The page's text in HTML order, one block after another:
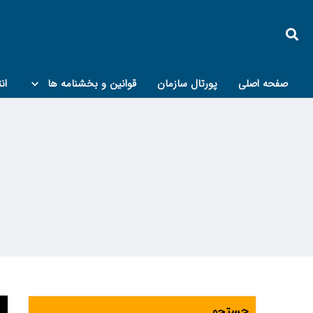
صفحه اصلی پورتال سازمان قوانین و بخشنامه ها